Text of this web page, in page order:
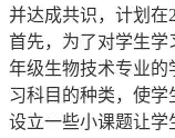
并达成共识，计划在
首先，为了对学生学
年级生物技术专业的
习科目的种类，使学
设立一些小课题让学